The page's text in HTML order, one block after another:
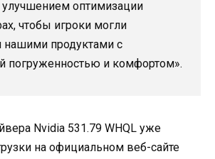
улучшением оптимизации
чтобы игроки могли
нашими продуктами с
погруженностью и комфортом».
Nvidia 531.79 WHQL уже
на официальном веб-сайте